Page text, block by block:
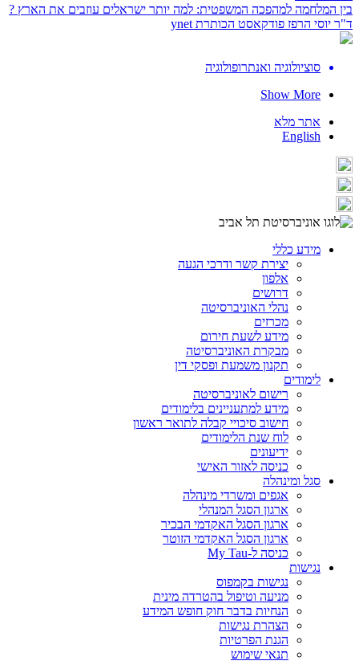
בין המלחמה למהפכה המשפטית: למה יותר ישראלים עוזבים את הארץ ?
ד"ר יוסי הרפז פודקאסט הכותרת ynet
סוציולוגיה ואנתרופולוגיה
Show More
אתר מלא
English
מידע כללי
יצירת קשר ודרכי הגעה
אלפון
דרושים
נהלי האוניברסיטה
מכרזים
מידע לשעת חירום
מבקרת האוניברסיטה
תקנון משמעת ופסקי דין
לימודים
רישום לאוניברסיטה
מידע למתעניינים בלימודים
חישוב סיכויי קבלה לתואר ראשון
לוח שנת הלימודים
ידיעונים
כניסה לאזור האישי
סגל ומינהלה
אגפים ומשרדי מינהלה
ארגון הסגל המנהלי
ארגון הסגל האקדמי הבכיר
ארגון הסגל האקדמי הזוטר
כניסה ל-My Tau
נגישות
נגישות בקמפוס
מניעה וטיפול בהטרדה מינית
הנחיות בדבר חוק חופש המידע
הצהרת נגישות
הגנת הפרטיות
תנאי שימוש